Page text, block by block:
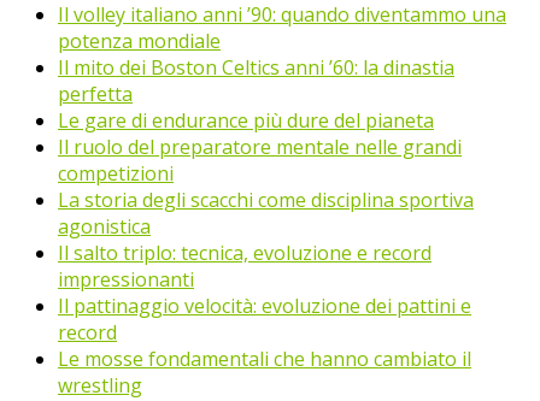
Il volley italiano anni ’90: quando diventammo una
potenza mondiale
Il mito dei Boston Celtics anni ’60: la dinastia
perfetta
Le gare di endurance più dure del pianeta
Il ruolo del preparatore mentale nelle grandi
competizioni
La storia degli scacchi come disciplina sportiva
agonistica
Il salto triplo: tecnica, evoluzione e record
impressionanti
Il pattinaggio velocità: evoluzione dei pattini e
record
Le mosse fondamentali che hanno cambiato il
wrestling